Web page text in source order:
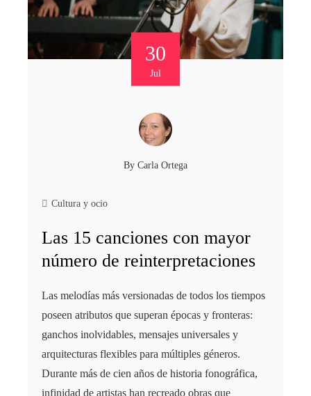
30
Jul
By Carla Ortega
Cultura y ocio
Las 15 canciones con mayor
número de reinterpretaciones
Las melodías más versionadas de todos los tiempos
poseen atributos que superan épocas y fronteras:
ganchos inolvidables, mensajes universales y
arquitecturas flexibles para múltiples géneros.
Durante más de cien años de historia fonográfica,
infinidad de artistas han recreado obras que